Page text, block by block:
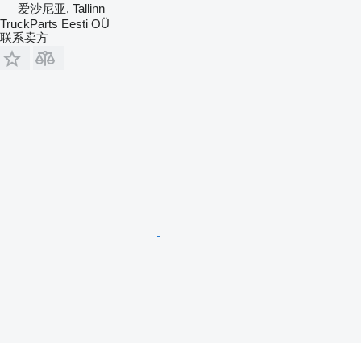
爱沙尼亚, Tallinn
TruckParts Eesti OÜ
联系卖方